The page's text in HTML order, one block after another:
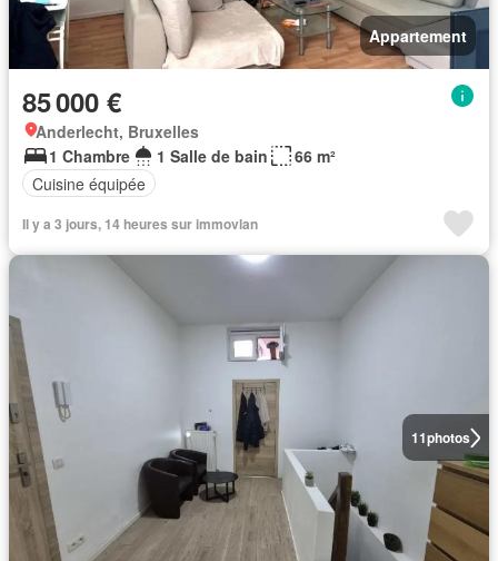
Appartement
85 000 €
Anderlecht, Bruxelles
1 Chambre
1 Salle de bain
66 m²
Cuisine équipée
Il y a 3 jours, 14 heures sur immovlan
11photos